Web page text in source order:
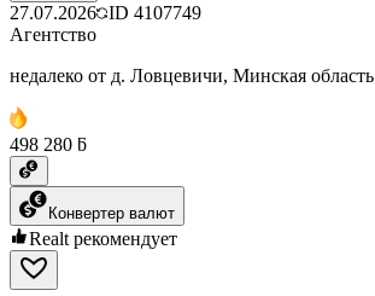
27.07.2026 ID 4107749
Агентство
недалеко от д. Ловцевичи, Минская область
498 280 ƃ
Конвертер валют
Realt рекомендует